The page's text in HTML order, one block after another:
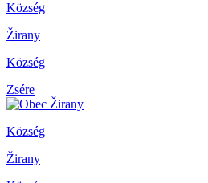
Község
Žirany
Község
Zsére
Község
Žirany